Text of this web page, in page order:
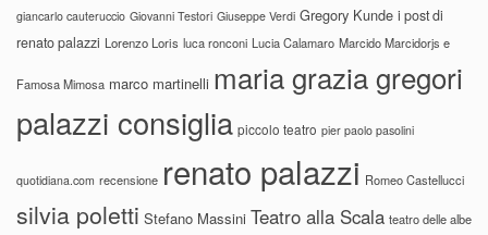
giancarlo cauteruccio Giovanni Testori Giuseppe Verdi Gregory Kunde i post di
renato palazzi Lorenzo Loris luca ronconi Lucia Calamaro Marcido Marcidorjs e
Famosa Mimosa marco martinelli maria grazia gregori
palazzi consiglia piccolo teatro pier paolo pasolini
quotidiana.com recensione renato palazzi Romeo Castellucci
silvia poletti Stefano Massini Teatro alla Scala teatro delle albe